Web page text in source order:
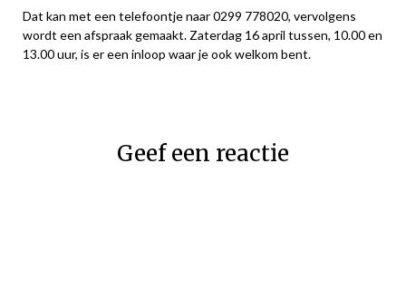
Dat kan met een telefoontje naar 0299 778020, vervolgens
wordt een afspraak gemaakt. Zaterdag 16 april tussen, 10.00 en
13.00 uur, is er een inloop waar je ook welkom bent.
Geef een reactie